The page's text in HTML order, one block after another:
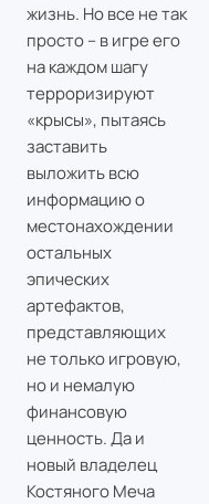
жизнь. Но все не так
просто – в игре его
на каждом шагу
терроризируют
«крысы», пытаясь
заставить
выложить всю
информацию о
местонахождении
остальных
эпических
артефактов,
представляющих
не только игровую,
но и немалую
финансовую
ценность. Да и
новый владелец
Костяного Меча